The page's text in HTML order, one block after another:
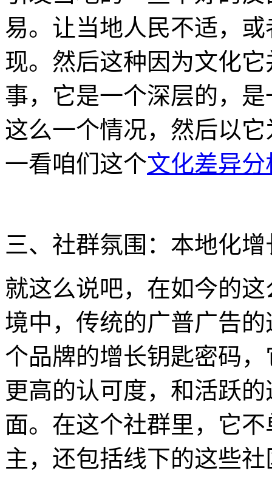
易。让当地人民不适，
现。然后这种因为文化
事，它是一个深层的，
这么一个情况，然后以
一看咱们这个文化差异分
三、社群氛围：本地化
就这么说吧，在如今的
境中，传统的广普广告
个品牌的增长钥匙密码
更高的认可度，和活跃
面。在这个社群里，它
主，还包括线下的这些